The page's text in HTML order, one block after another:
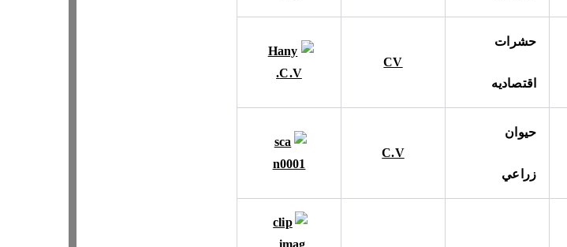
حشرات
اقتصاديه
CV
حيوان
زراعي
C.V